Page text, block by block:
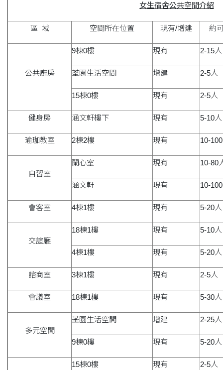
女生宿舍公共空間介紹
區 域 空間所在位置 現有/增建 約
公共廚房
9棟0樓 現有 2-15人
荃園生活空間 增建 2-5人
15棟0樓 現有 2-5人
健身房 涵文軒樓下 現有 5-10人
瑜珈教室 2棟2樓 現有 10-
自習室
蘭心室 現有 10-80
涵文軒 現有 10-
會客室 4棟1樓 現有 5-20人
交誼廳
18棟1樓 現有 5-10人
4棟1樓 現有 5-20人
諮商室 3棟1樓 現有 2-5人
會議室 18棟1樓 現有 5-30人
多元空間
荃園生活空間 增建 2-25人
9棟0樓 現有 5-20人
15棟0樓 現有 2-5人